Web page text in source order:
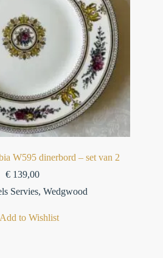
W595 dinerbord – set van 2
€ 139,00
Servies,Wedgwood
Add to Wishlist